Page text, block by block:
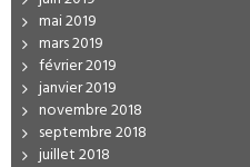
mai 2019
mars 2019
février 2019
janvier 2019
novembre 2018
septembre 2018
juillet 2018